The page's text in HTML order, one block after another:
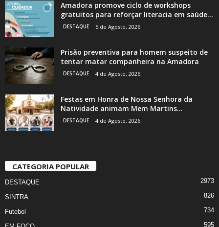
Amadora promove ciclo de workshops
gratuitos para reforçar literacia em saúde...
DESTAQUE 5 de Agosto, 2026
Prisão preventiva para homem suspeito de
tentar matar companheira na Amadora
DESTAQUE 4 de Agosto, 2026
Festas em Honra de Nossa Senhora da
Natividade animam Mem Martins...
DESTAQUE 4 de Agosto, 2026
CATEGORIA POPULAR
DESTAQUE 2973
SINTRA 826
Futebol 734
595